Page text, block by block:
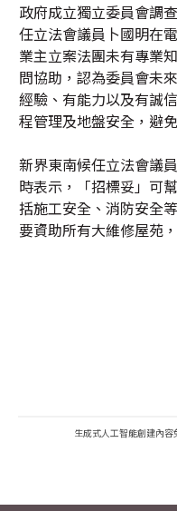
政府成立獨立委員會調
任立法會議員卜國明在
業主立案法團未有專業
問協助，認為委員會未
經驗、有能力以及有誠
程管理及地盤安全，避
新界東南候任立法會議
時表示，「招標妥」可
括施工安全、消防安全
要資助所有大維修屋苑
生成式人工智能創建內容